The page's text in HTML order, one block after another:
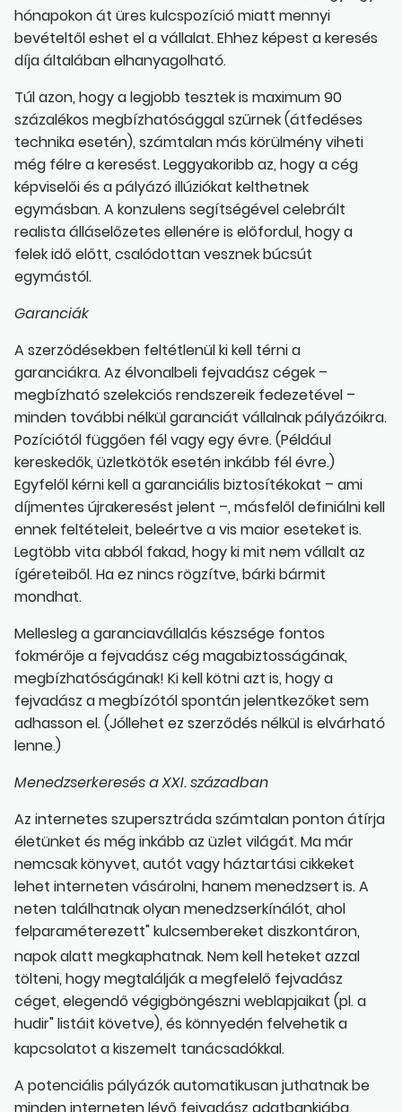
hónapokon át üres kulcspozíció miatt mennyi
bevételtől eshet el a vállalat. Ehhez képest a keresés
díja általában elhanyagolható.
Túl azon, hogy a legjobb tesztek is maximum 90
százalékos megbízhatósággal szűrnek (átfedéses
technika esetén), számtalan más körülmény viheti
még félre a keresést. Leggyakoribb az, hogy a cég
képviselői és a pályázó illúziókat kelthetnek
egymásban. A konzulens segítségével celebrált
realista álláselőzetes ellenére is előfordul, hogy a
felek idő előtt, csalódottan vesznek búcsút
egymástól.
Garanciák
A szerződésekben feltétlenül ki kell térni a
garanciákra. Az élvonalbeli fejvadász cégek –
megbízható szelekciós rendszereik fedezetével –
minden további nélkül garanciát vállalnak pályázóikra.
Pozíciótól függően fél vagy egy évre. (Például
kereskedők, üzletkötők esetén inkább fél évre.)
Egyfelől kérni kell a garanciális biztosítékokat – ami
díjmentes újrakeresést jelent –, másfelől definiálni kell
ennek feltételeit, beleértve a vis maior eseteket is.
Legtöbb vita abból fakad, hogy ki mit nem vállalt az
ígéreteiből. Ha ez nincs rögzítve, bárki bármit
mondhat.
Mellesleg a garanciavállalás készsége fontos
fokmérője a fejvadász cég magabiztosságának,
megbízhatóságának! Ki kell kötni azt is, hogy a
fejvadász a megbízótól spontán jelentkezőket sem
adhasson el. (Jóllehet ez szerződés nélkül is elvárható
lenne.)
Menedzserkeresés a XXI. században
Az internetes szupersztráda számtalan ponton átírja
életünket és még inkább az üzlet világát. Ma már
nemcsak könyvet, autót vagy háztartási cikkeket
lehet interneten vásárolni, hanem menedzsert is. A
neten találhatnak olyan menedzserkínálót, ahol
felparaméterezett" kulcsembereket diszkontáron,
napok alatt megkaphatnak. Nem kell heteket azzal
tölteni, hogy megtalálják a megfelelő fejvadász
céget, elegendő végigböngészni weblapjaikat (pl. a
hudir" listáit követve), és könnyedén felvehetik a
kapcsolatot a kiszemelt tanácsadókkal.
A potenciális pályázók automatikusan juthatnak be
minden interneten lévő fejvadász adatbankjába,